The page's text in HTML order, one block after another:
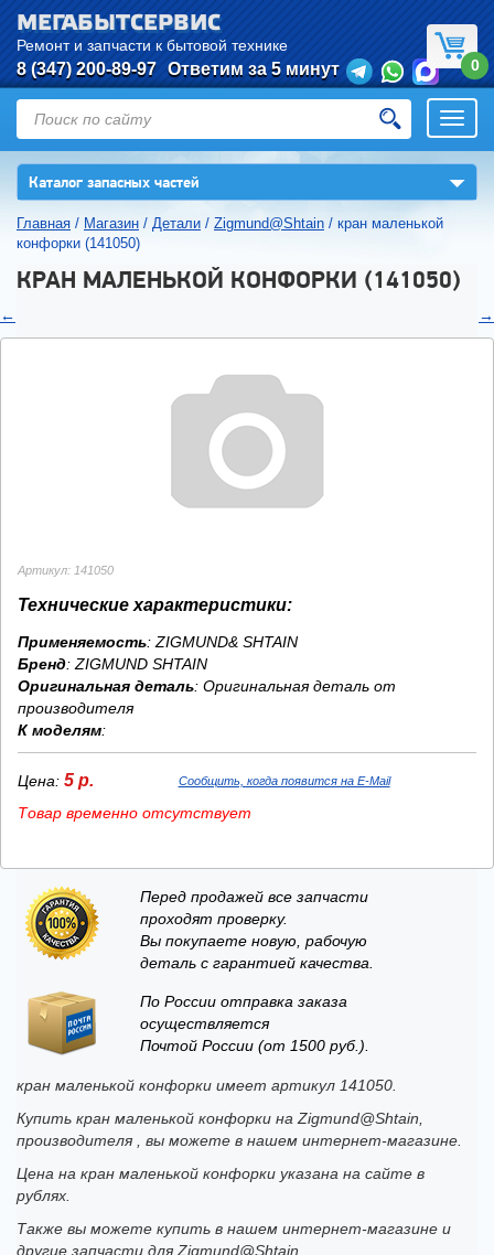
МЕГАБЫТСЕРВИС
Ремонт и запчасти к бытовой технике
8 (347) 200-89-97 Ответим за 5 минут 0
Каталог запасных частей ▼
Главная / Магазин / Детали / Zigmund@Shtain / кран маленькой
конфорки (141050)
КРАН МАЛЕНЬКОЙ КОНФОРКИ (141050)
← →
Артикул: 141050
Технические характеристики:
Применяемость: ZIGMUND& SHTAIN
Бренд: ZIGMUND SHTAIN
Оригинальная деталь: Оригинальная деталь от
производителя
К моделям:
Цена: 5 р. Сообщить, когда появится на E-Mail
Товар временно отсутствует
Перед продажей все запчасти
проходят проверку.
Вы покупаете новую, рабочую
деталь с гарантией качества.
По России отправка заказа
осуществляется
Почтой России (от 1500 руб.).
кран маленькой конфорки имеет артикул 141050.
Купить кран маленькой конфорки на Zigmund@Shtain,
производителя , вы можете в нашем интернет-магазине.
Цена на кран маленькой конфорки указана на сайте в
рублях.
Также вы можете купить в нашем интернет-магазине и
другие запчасти для Zigmund@Shtain